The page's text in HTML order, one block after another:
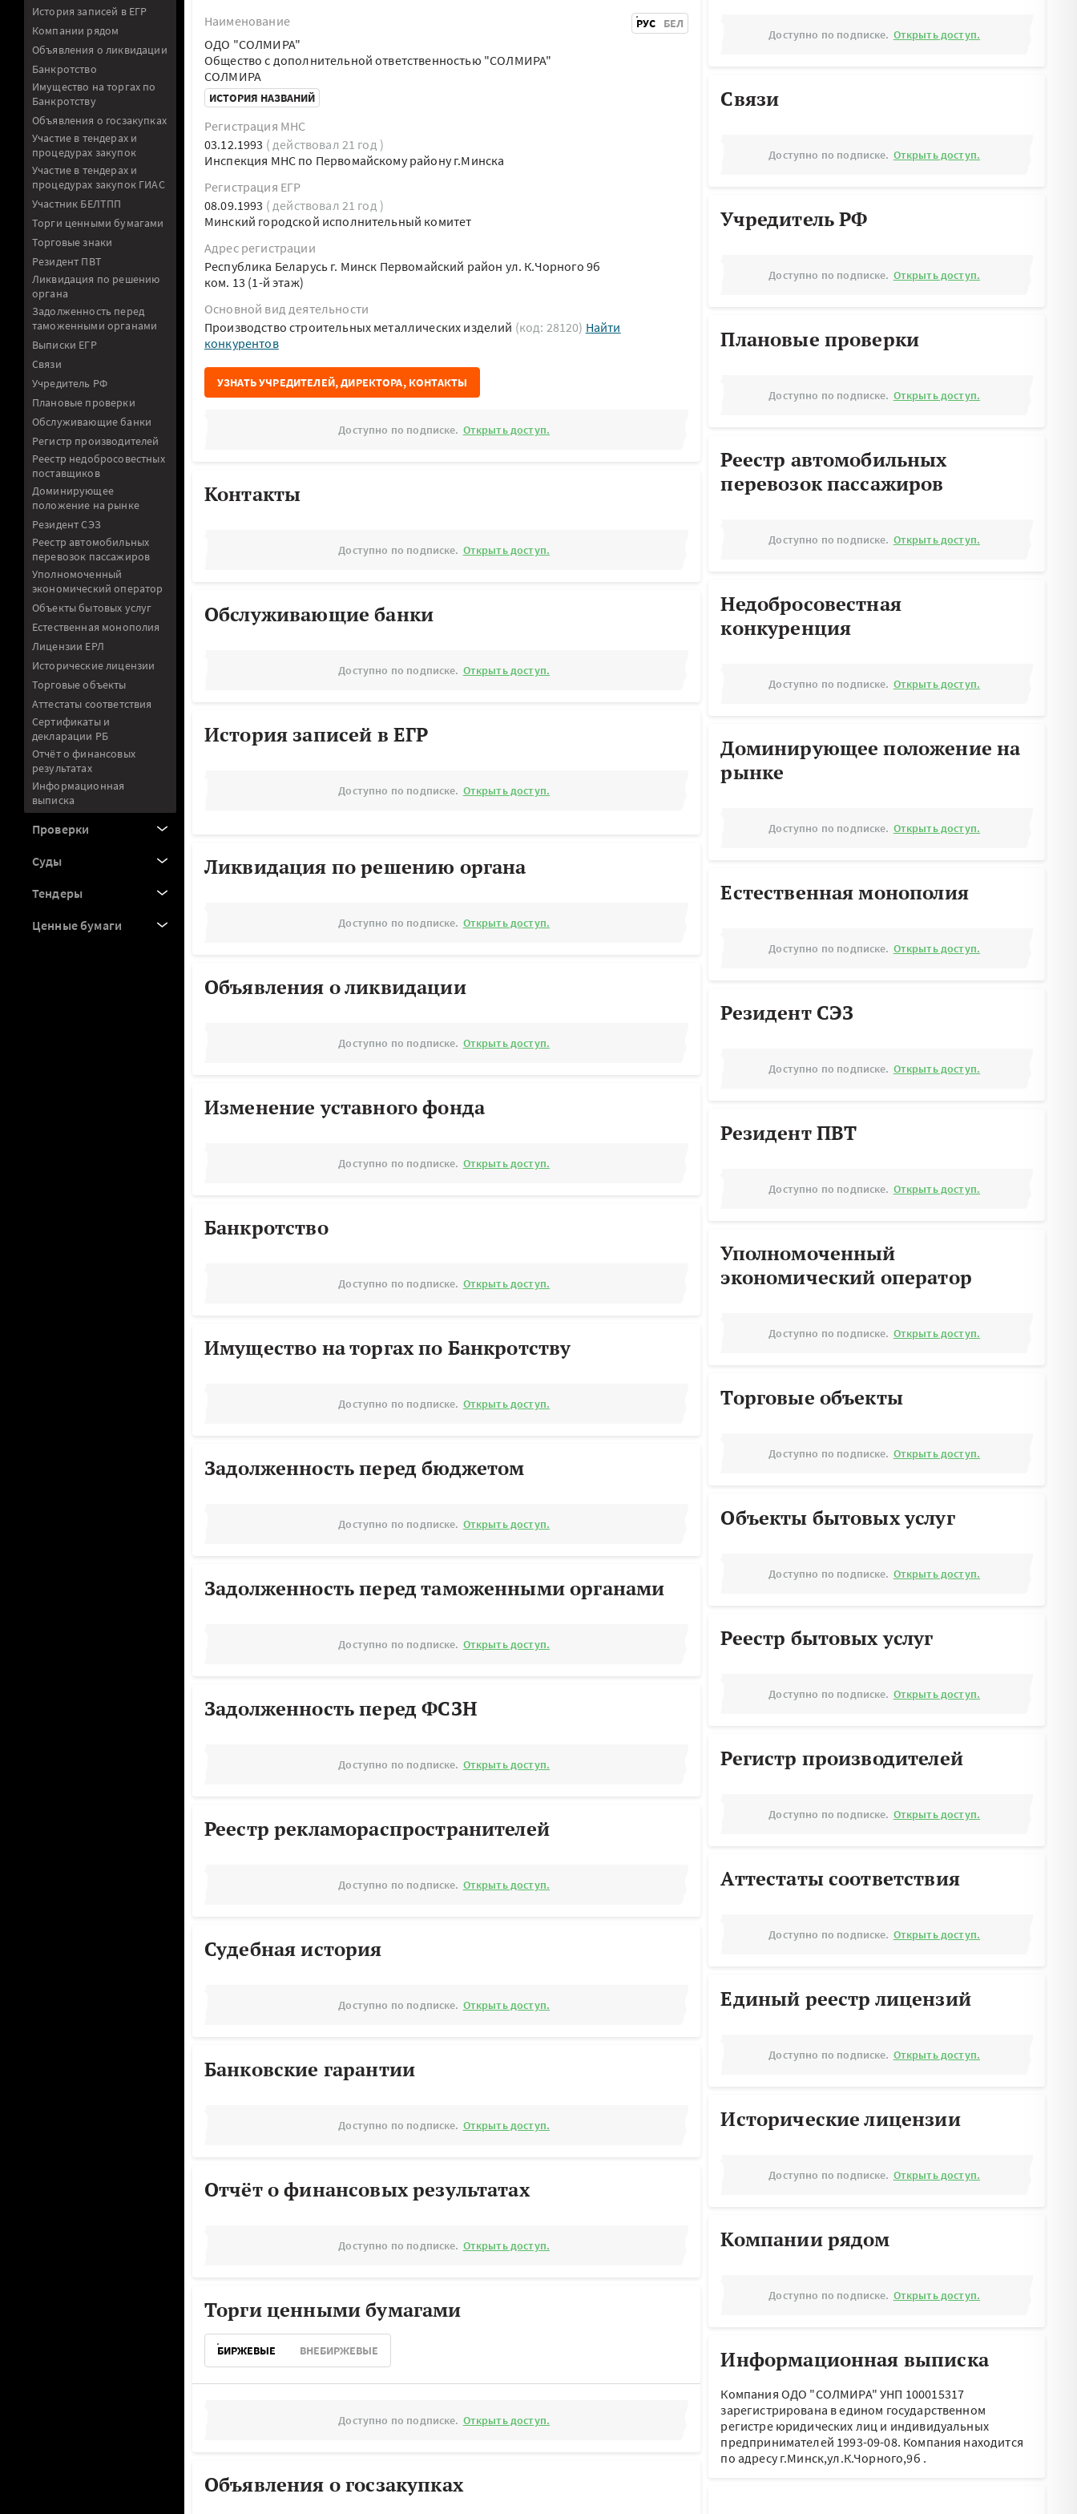
История записей в ЕГР
Компании рядом
Объявления о ликвидации
Банкротство
Имущество на торгах по
Банкротству
Объявления о госзакупках
Участие в тендерах и
процедурах закупок
Участие в тендерах и
процедурах закупок ГИАС
Участник БЕЛТПП
Торги ценными бумагами
Торговые знаки
Резидент ПВТ
Ликвидация по решению
органа
Задолженность перед
таможенными органами
Выписки ЕГР
Связи
Учредитель РФ
Плановые проверки
Обслуживающие банки
Регистр производителей
Реестр недобросовестных
поставщиков
Доминирующее
положение на рынке
Резидент СЭЗ
Реестр автомобильных
перевозок пассажиров
Уполномоченный
экономический оператор
Объекты бытовых услуг
Естественная монополия
Лицензии ЕРЛ
Исторические лицензии
Торговые объекты
Аттестаты соответствия
Сертификаты и
декларации РБ
Отчёт о финансовых
результатах
Информационная
выписка
Проверки
Суды
Тендеры
Ценные бумаги
Наименование
РУС БЕЛ
ОДО "СОЛМИРА"
Общество с дополнительной ответственностью "СОЛМИРА"
СОЛМИРА
ИСТОРИЯ НАЗВАНИЙ
Регистрация МНС
03.12.1993 ( действовал 21 год )
Инспекция МНС по Первомайскому району г.Минска
Регистрация ЕГР
08.09.1993 ( действовал 21 год )
Минский городской исполнительный комитет
Адрес регистрации
Республика Беларусь г. Минск Первомайский район ул. К.Чорного 9б
ком. 13 (1-й этаж)
Основной вид деятельности
Производство строительных металлических изделий (код: 28120) Найти
конкурентов
УЗНАТЬ УЧРЕДИТЕЛЕЙ, ДИРЕКТОРА, КОНТАКТЫ
Доступно по подписке. Открыть доступ.
Контакты
Доступно по подписке. Открыть доступ.
Обслуживающие банки
Доступно по подписке. Открыть доступ.
История записей в ЕГР
Доступно по подписке. Открыть доступ.
Ликвидация по решению органа
Доступно по подписке. Открыть доступ.
Объявления о ликвидации
Доступно по подписке. Открыть доступ.
Изменение уставного фонда
Доступно по подписке. Открыть доступ.
Банкротство
Доступно по подписке. Открыть доступ.
Имущество на торгах по Банкротству
Доступно по подписке. Открыть доступ.
Задолженность перед бюджетом
Доступно по подписке. Открыть доступ.
Задолженность перед таможенными органами
Доступно по подписке. Открыть доступ.
Задолженность перед ФСЗН
Доступно по подписке. Открыть доступ.
Реестр рекламораспространителей
Доступно по подписке. Открыть доступ.
Судебная история
Доступно по подписке. Открыть доступ.
Банковские гарантии
Доступно по подписке. Открыть доступ.
Отчёт о финансовых результатах
Доступно по подписке. Открыть доступ.
Торги ценными бумагами
БИРЖЕВЫЕ ВНЕБИРЖЕВЫЕ
Доступно по подписке. Открыть доступ.
Объявления о госзакупках
Доступно по подписке. Открыть доступ.
Связи
Доступно по подписке. Открыть доступ.
Учредитель РФ
Доступно по подписке. Открыть доступ.
Плановые проверки
Доступно по подписке. Открыть доступ.
Реестр автомобильных
перевозок пассажиров
Доступно по подписке. Открыть доступ.
Недобросовестная
конкуренция
Доступно по подписке. Открыть доступ.
Доминирующее положение на
рынке
Доступно по подписке. Открыть доступ.
Естественная монополия
Доступно по подписке. Открыть доступ.
Резидент СЭЗ
Доступно по подписке. Открыть доступ.
Резидент ПВТ
Доступно по подписке. Открыть доступ.
Уполномоченный
экономический оператор
Доступно по подписке. Открыть доступ.
Торговые объекты
Доступно по подписке. Открыть доступ.
Объекты бытовых услуг
Доступно по подписке. Открыть доступ.
Реестр бытовых услуг
Доступно по подписке. Открыть доступ.
Регистр производителей
Доступно по подписке. Открыть доступ.
Аттестаты соответствия
Доступно по подписке. Открыть доступ.
Единый реестр лицензий
Доступно по подписке. Открыть доступ.
Исторические лицензии
Доступно по подписке. Открыть доступ.
Компании рядом
Доступно по подписке. Открыть доступ.
Информационная выписка
Компания ОДО "СОЛМИРА" УНП 100015317
зарегистрирована в едином государственном
регистре юридических лиц и индивидуальных
предпринимателей 1993-09-08. Компания находится
по адресуг.Минск,ул.К.Чорного,9б .